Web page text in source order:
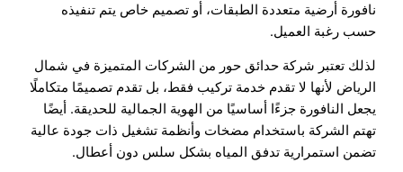
نافورة أرضية متعددة الطبقات، أو تصميم خاص يتم تنفيذه
حسب رغبة العميل.
لذلك تعتبر شركة حدائق حور من الشركات المتميزة في شمال
الرياض لأنها لا تقدم خدمة تركيب فقط، بل تقدم تصميمًا متكاملًا
يجعل النافورة جزءًا أساسيًا من الهوية الجمالية للحديقة. أيضًا
تهتم الشركة باستخدام مضخات وأنظمة تشغيل ذات جودة عالية
تضمن استمرارية تدفق المياه بشكل سلس دون أعطال.